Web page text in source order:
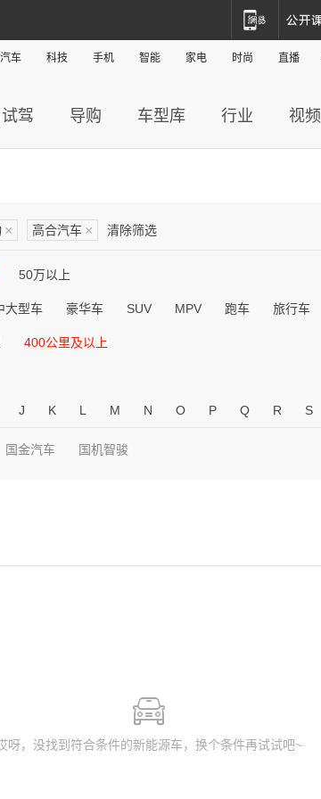
汽车 科技 手机 智能 家电 时尚 直播
试驾 导购 车型库 行业 视频
× 高合汽车 × 清除筛选
50万以上
大型车 豪华车 SUV MPV 跑车 旅行车
400公里及以上
J K L M N O P Q R S
国金汽车 国机智骏
呀，没找到符合条件的新能源车，换个条件再试试吧~